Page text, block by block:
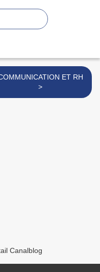
ET RH
>
Canalblog